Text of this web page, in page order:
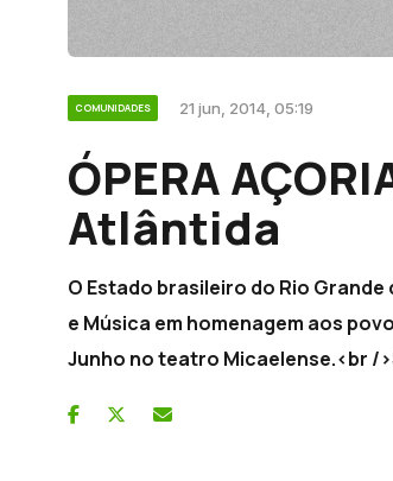
COMUNIDADES 21 jun, 2014, 05:19
ÓPERA
Atlântida
O Estado brasileiro do Rio
e Música em homenagem aos
Junho no teatro Micaelense.<br /